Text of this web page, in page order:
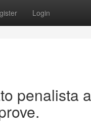
Login
penalista